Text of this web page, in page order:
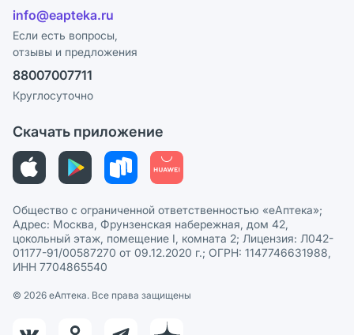
Блог
Лицензия
Реклама на сайте
Ваши товары на ЕАПТЕКЕ
Программа СберСпасибо
Политика конфиденциальности
Пользовательское соглашение
Политика рекомендаций
Этика и соответствие
Политика в отношении обработки персональных данных
info@eapteka.ru
Если есть вопросы,
отзывы и предложения
88007007711
Круглосуточно
Скачать приложение
Общество с ограниченной ответственностью «еАптека»;
Адрес: Москва, Фрунзенская набережная, дом 42,
цокольный этаж, помещение I, комната 2; Лицензия: Л042-
01177-91/00587270 от 09.12.2020 г.; ОГРН: 1147746631988,
ИНН 7704865540
© 2026 eАптека. Все права защищены